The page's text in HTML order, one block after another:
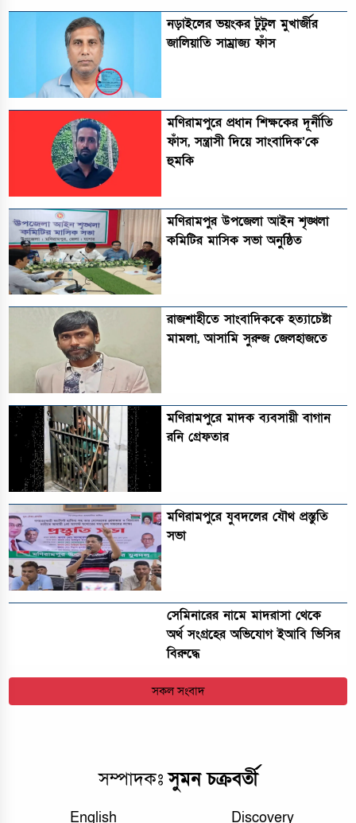
নড়াইলের ভয়ংকর টুটুল মুখার্জীর
জালিয়াতি সাম্রাজ্য ফাঁস
মণিরামপুরে প্রধান শিক্ষকের দূর্নীতি
ফাঁস, সন্ত্রাসী দিয়ে সাংবাদিক’কে
হুমকি
মণিরামপুর উপজেলা আইন শৃঙ্খলা
কমিটির মাসিক সভা অনুষ্ঠিত‎‎
রাজশাহীতে সাংবাদিককে হত্যাচেষ্টা
মামলা, আসামি সুরুজ জেলহাজতে
মণিরামপুরে মাদক ব্যবসায়ী বাগান
রনি গ্রেফতার
মণিরামপুরে যুবদলের যৌথ প্রস্তুতি
সভা
সেমিনারের নামে মাদরাসা থেকে
অর্থ সংগ্রহের অভিযোগ ইআবি ভিসির
বিরুদ্ধে
সকল সংবাদ
সম্পাদকঃসুমন চক্রবর্তী
English Discovery